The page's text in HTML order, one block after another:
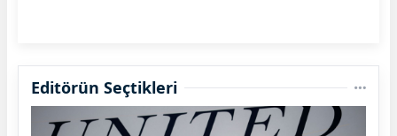
Editörün Seçtikleri